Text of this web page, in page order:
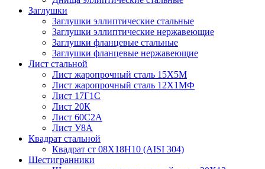
Заглушки
Заглушки эллиптические стальные
Заглушки эллиптические нержавеющие
Заглушки фланцевые стальные
Заглушки фланцевые нержавеющие
Лист стальной
Лист жаропрочный сталь 15Х5М
Лист жаропрочный сталь 12Х1МФ
Лист 17Г1С
Лист 20К
Лист 60С2А
Лист У8А
Квадрат стальной
Квадрат ст 08Х18Н10 (AISI 304)
Шестигранники